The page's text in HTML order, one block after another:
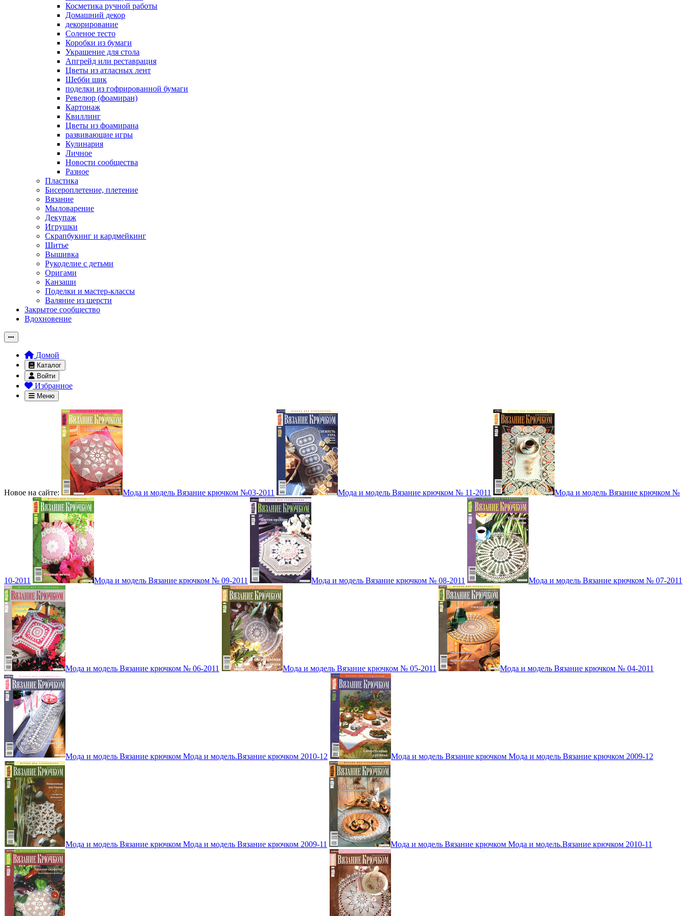
Косметика ручной работы
Домашний декор
декорирование
Соленое тесто
Коробки из бумаги
Украшение для стола
Апгрейд или реставрация
Цветы из атласных лент
Шебби шик
поделки из гофрированной бумаги
Ревелюр (фоамиран)
Картонаж
Квиллинг
Цветы из фоамирана
развивающие игры
Кулинария
Личное
Новости сообщества
Разное
Пластика
Бисероплетение, плетение
Вязание
Мыловарение
Декупаж
Игрушки
Скрапбукинг и кардмейкинг
Шитье
Вышивка
Рукоделие с детьми
Оригами
Канзаши
Поделки и мастер-классы
Валяние из шерсти
Закрытое сообщество
Вдохновение
Домой
Каталог
Войти
Избранное
Меню
Новое на сайте: Мода и модель Вязание крючком №03-2011 Мода и модель Вязание крючком № 11-2011 Мода и модель Вязание крючком №
10-2011 Мода и модель Вязание крючком № 09-2011 Мода и модель Вязание крючком № 08-2011 Мода и модель Вязание крючком № 07-2011
Мода и модель Вязание крючком № 06-2011 Мода и модель Вязание крючком № 05-2011 Мода и модель Вязание крючком № 04-2011
Мода и модель Вязание крючком Мода и модель.Вязание крючком 2010-12 Мода и модель Вязание крючком Мода и модель Вязание крючком 2009-12
Мода и модель Вязание крючком Мода и модель Вязание крючком 2009-11 Мода и модель Вязание крючком Мода и модель.Вязание крючком 2010-11